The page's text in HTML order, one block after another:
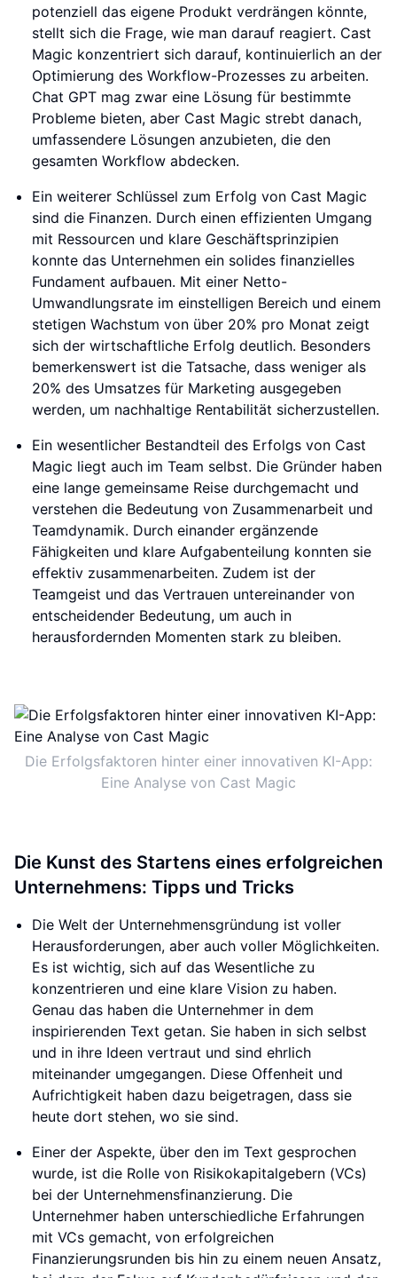
potenziell das eigene Produkt verdrängen könnte,
stellt sich die Frage, wie man darauf reagiert. Cast
Magic konzentriert sich darauf, kontinuierlich an der
Optimierung des Workflow-Prozesses zu arbeiten.
Chat GPT mag zwar eine Lösung für bestimmte
Probleme bieten, aber Cast Magic strebt danach,
umfassendere Lösungen anzubieten, die den
gesamten Workflow abdecken.
Ein weiterer Schlüssel zum Erfolg von Cast Magic
sind die Finanzen. Durch einen effizienten Umgang
mit Ressourcen und klare Geschäftsprinzipien
konnte das Unternehmen ein solides finanzielles
Fundament aufbauen. Mit einer Netto-
Umwandlungsrate im einstelligen Bereich und einem
stetigen Wachstum von über 20% pro Monat zeigt
sich der wirtschaftliche Erfolg deutlich. Besonders
bemerkenswert ist die Tatsache, dass weniger als
20% des Umsatzes für Marketing ausgegeben
werden, um nachhaltige Rentabilität sicherzustellen.
Ein wesentlicher Bestandteil des Erfolgs von Cast
Magic liegt auch im Team selbst. Die Gründer haben
eine lange gemeinsame Reise durchgemacht und
verstehen die Bedeutung von Zusammenarbeit und
Teamdynamik. Durch einander ergänzende
Fähigkeiten und klare Aufgabenteilung konnten sie
effektiv zusammenarbeiten. Zudem ist der
Teamgeist und das Vertrauen untereinander von
entscheidender Bedeutung, um auch in
herausfordernden Momenten stark zu bleiben.
Die Erfolgsfaktoren hinter einer innovativen KI-App:
Eine Analyse von Cast Magic
Die Kunst des Startens eines erfolgreichen
Unternehmens: Tipps und Tricks
Die Welt der Unternehmensgründung ist voller
Herausforderungen, aber auch voller Möglichkeiten.
Es ist wichtig, sich auf das Wesentliche zu
konzentrieren und eine klare Vision zu haben.
Genau das haben die Unternehmer in dem
inspirierenden Text getan. Sie haben in sich selbst
und in ihre Ideen vertraut und sind ehrlich
miteinander umgegangen. Diese Offenheit und
Aufrichtigkeit haben dazu beigetragen, dass sie
heute dort stehen, wo sie sind.
Einer der Aspekte, über den im Text gesprochen
wurde, ist die Rolle von Risikokapitalgebern (VCs)
bei der Unternehmensfinanzierung. Die
Unternehmer haben unterschiedliche Erfahrungen
mit VCs gemacht, von erfolgreichen
Finanzierungsrunden bis hin zu einem neuen Ansatz,